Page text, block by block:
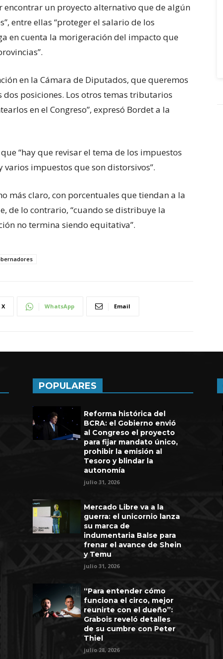
encontrar un proyecto alternativo que de algún
entre ellas “proteger el salario de los
en cuenta la morigeración del impacto que
en la Cámara de Diputados, que queremos
posiciones. Los otros temas tributarios
en el Congreso”, expresó Bordet a la
“hay que revisar el tema de los impuestos
varios impuestos que son distorsivos”.
más claro, con porcentuales que tiendan a la
de lo contrario, “cuando se distribuye la
no termina siendo equitativa”.
X WhatsApp Email
POPULARES
Reforma histórica del
BCRA: el Gobierno envió
al Congreso el proyecto
para fijar mandato único,
prohibir la emisión al
Tesoro y blindar la
autonomía
julio 31, 2026
Mercado Libre va a la
guerra: el unicornio lanza
su marca de
indumentaria Balse para
frenar el avance de Shein
y Temu
julio 31, 2026
“Para entender cómo
funciona el circo, mejor
reunirte con el dueño”:
Grabois reveló detalles
de su cumbre con Peter
Thiel
julio 28, 2026